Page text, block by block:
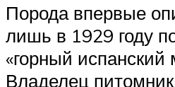
Порода впервые
лишь в 1929 году
«горный испанский
Владелец